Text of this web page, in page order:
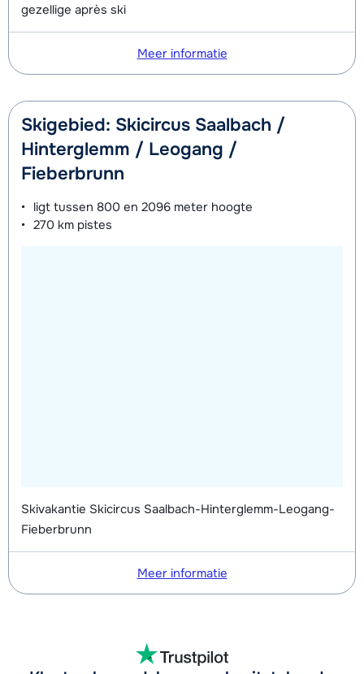
gezellige après ski
Meer informatie
Skigebied: Skicircus Saalbach /
Hinterglemm / Leogang /
Fieberbrunn
ligt tussen 800 en 2096 meter hoogte
270 km pistes
Skivakantie Skicircus Saalbach-Hinterglemm-Leogang-
Fieberbrunn
Meer informatie